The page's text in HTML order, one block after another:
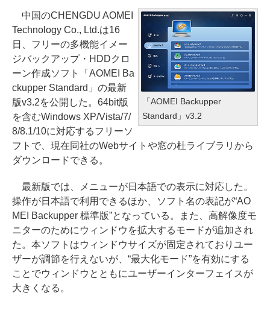
「AOMEI Backupper
Standard」v3.2
中国のCHENGDU AOMEI
Technology Co., Ltd.は16
日、フリーの多機能イメー
ジバックアップ・HDDクロ
ーン作成ソフト「AOMEI Ba
ckupper Standard」の最新
版v3.2を公開した。64bit版
を含むWindows XP/Vista/7/
8/8.1/10に対応するフリーソ
フトで、現在同社のWebサイトや窓の杜ライブラリから
ダウンロードできる。
最新版では、メニューが日本語での表示に対応した。
操作が日本語で利用できるほか、ソフト名の表記が“AO
MEI Backupper 標準版”となっている。また、高解像度モ
ニターのためにウィンドウを拡大するモードが追加され
た。本ソフトはウィンドウサイズが固定されておりユー
ザーが調節を行えないが、“最大化モード”を有効にする
ことでウィンドウとともにユーザーインターフェイスが
大きくなる。